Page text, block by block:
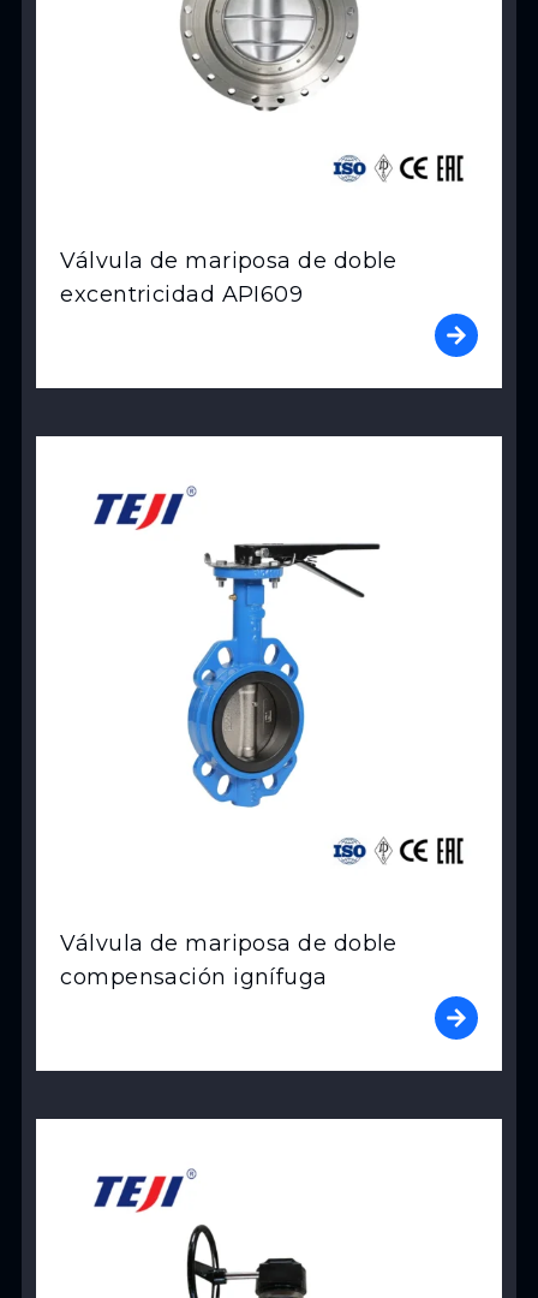
Válvula de mariposa de doble
excentricidad API609
Válvula de mariposa de doble
compensación ignífuga